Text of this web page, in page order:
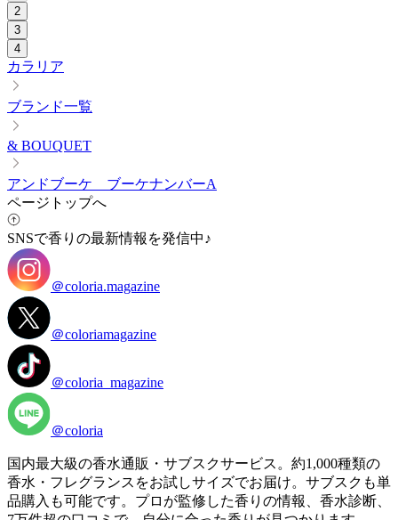
2
3
4
カラリア
ブランド一覧
& BOUQUET
アンドブーケ ブーケナンバーA
ページトップへ
SNSで香りの最新情報を発信中♪
＠coloria.magazine
＠coloriamagazine
＠coloria_magazine
＠coloria
国内最大級の香水通販・サブスクサービス。約1,000種類の
香水・フレグランスをお試しサイズでお届け。サブスクも単
品購入も可能です。プロが監修した香りの情報、香水診断、